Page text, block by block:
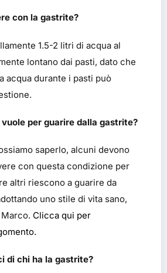
con la gastrite?
1.5-2 litri di acqua al
lontano dai pasti, dato che
acqua durante i pasti può
per guarire dalla gastrite?
saperlo, alcuni devono
con questa condizione per
altri riescono a guarire da
uno stile di vita sano,
Clicca qui per
di chi ha la gastrite?